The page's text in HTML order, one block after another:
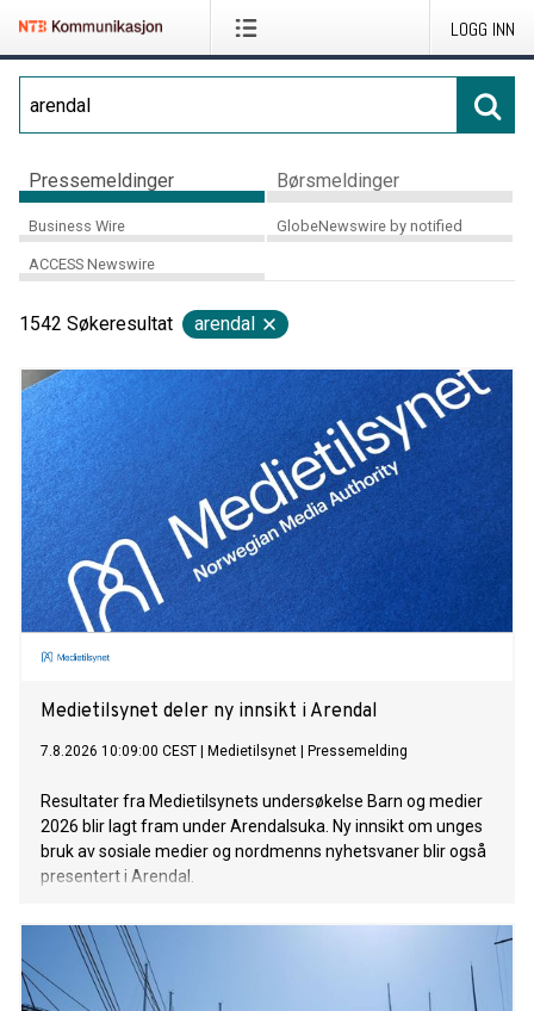
LOGG INN
Pressemeldinger Børsmeldinger
Business Wire GlobeNewswire by notified
ACCESS Newswire
1542 Søkeresultat arendal
Medietilsynet deler ny innsikt i Arendal
7.8.2026 10:09:00 CEST Medietilsynet Pressemelding
Resultater fra Medietilsynets undersøkelse Barn og medier
2026 blir lagt fram under Arendalsuka. Ny innsikt om unges
bruk av sosiale medier og nordmenns nyhetsvaner blir også
presentert i Arendal.